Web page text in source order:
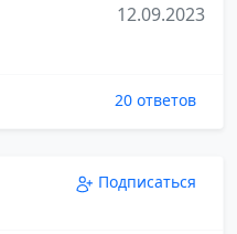
12.09.2023
20 ответов
Подписаться